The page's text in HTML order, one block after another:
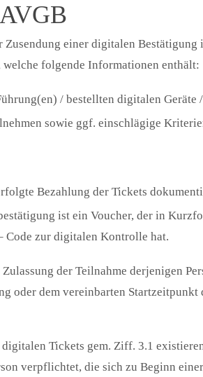
Zusendung einer digitalen
folgende Informationen enthält:
/ bestellten digitalen Geräte
sowie ggf. einschlägige
Bezahlung der Tickets
ist ein Voucher, der in
Code zur digitalen Kontrolle hat.
der Teilnahme derjenigen
oder dem vereinbarten Startzeitpunkt
Tickets gem. Ziff. 3.1
verpflichtet, die sich zu Beginn